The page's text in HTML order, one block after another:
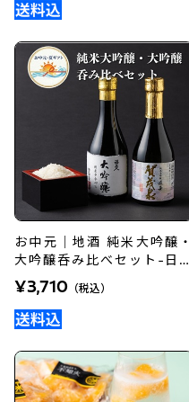
お中元｜地酒 純米大吟醸・
大吟醸呑み比べセット-日本
酒好きへのギフトに
¥3,710 （税込）